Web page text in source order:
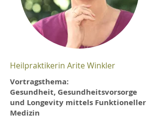
Heilpraktikerin Arite Winkler
Vortragsthema:
Gesundheit, Gesundheitsvorsorge
und Longevity mittels Funktioneller
Medizin